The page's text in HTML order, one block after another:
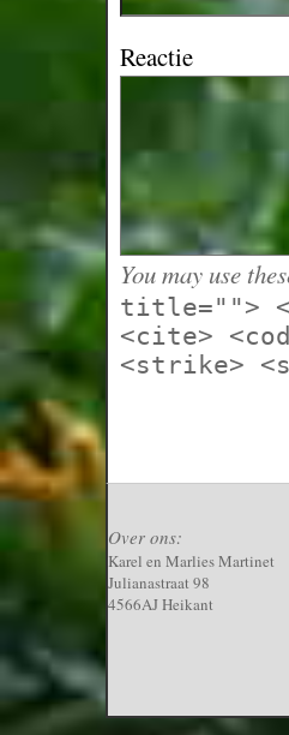
Reactie
You may use
title="">
<cite>
<strike>
Over ons:
Karel en Marlies Martinet
Julianastraat 98
4566AJ Heikant